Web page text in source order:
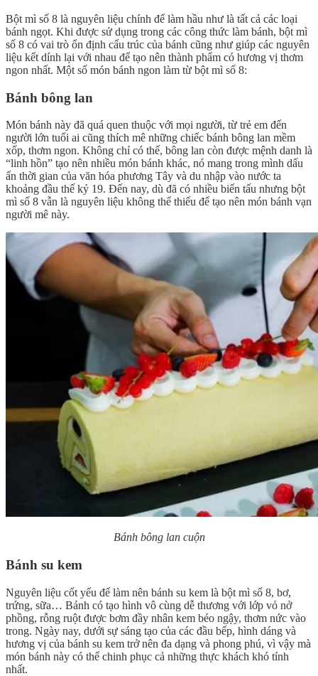
Bột mì số 8 là nguyên liệu chính để làm hầu như là tất cả các loại
bánh ngọt. Khi được sử dụng trong các công thức làm bánh, bột mì
số 8 có vai trò ổn định cấu trúc của bánh cũng như giúp các nguyên
liệu kết dính lại với nhau để tạo nên thành phẩm có hương vị thơm
ngon nhất. Một số món bánh ngon làm từ bột mì số 8:
Bánh bông lan
Món bánh này đã quá quen thuộc với mọi người, từ trẻ em đến
người lớn tuổi ai cũng thích mê những chiếc bánh bông lan mềm
xốp, thơm ngon. Không chỉ có thế, bông lan còn được mệnh danh là
“linh hồn” tạo nên nhiều món bánh khác, nó mang trong mình dấu
ấn thời gian của văn hóa phương Tây và du nhập vào nước ta
khoảng đầu thế kỷ 19. Đến nay, dù đã có nhiều biến tấu nhưng bột
mì số 8 vẫn là nguyên liệu không thể thiếu để tạo nên món bánh vạn
người mê này.
Bánh bông lan cuộn
Bánh su kem
Nguyên liệu cốt yếu để làm nên bánh su kem là bột mì số 8, bơ,
trứng, sữa… Bánh có tạo hình vô cùng dễ thương với lớp vỏ nở
phồng, rỗng ruột được bơm đầy nhân kem béo ngậy, thơm nức vào
trong. Ngày nay, dưới sự sáng tạo của các đầu bếp, hình dáng và
hương vị của bánh su kem trở nên đa dạng và phong phú, vì vậy mà
món bánh này có thể chinh phục cả những thực khách khó tính
nhất.